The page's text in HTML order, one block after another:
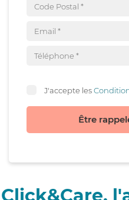
J'accepte les
Être